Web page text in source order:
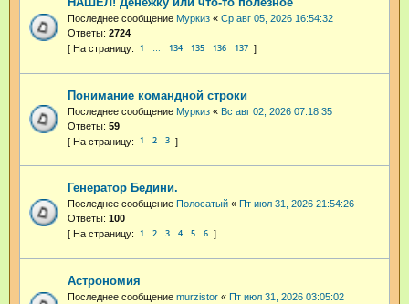
Последнее сообщение Муркиз « Ср авг 05, 2026 16:54:32
Ответы: 2724
1 … 134 135 136 137
Понимание командной строки
Последнее сообщение Муркиз « Вс авг 02, 2026 07:18:35
Ответы: 59
1 2 3
Генератор Бедини.
Последнее сообщение Полосатый « Пт июл 31, 2026 21:54:26
Ответы: 100
1 2 3 4 5 6
Астрономия
Последнее сообщение murzistor « Пт июл 31, 2026 03:05:02